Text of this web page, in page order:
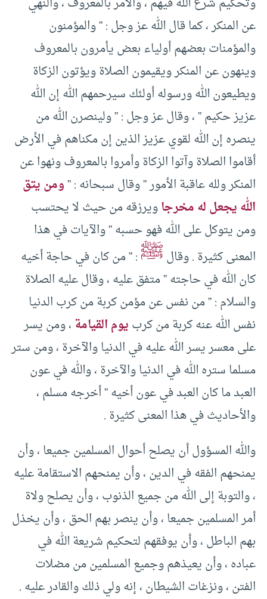
عن المنكر ، كما قال الله عز وجل : ” والمؤمنون
والمؤمنات بعضهم أولياء بعض يأمرون بالمعروف
وينهون عن المنكر ويقيمون الصلاة ويؤتون الزكاة
ويطيعون الله ورسوله أولئك سيرحمهم الله إن الله
عزيز حكيم ” ، وقال عز وجل : ” ولينصرن الله من
ينصره إن الله لقوي عزيز الذين إن مكناهم في الأرض
أقاموا الصلاة وآتوا الزكاة وأمروا بالمعروف ونهوا عن
المنكر ولله عاقبة الأمور ” وقال سبحانه : ”ومن يتق
الله يجعل له مخرجاويرزقه من حيث لا يحتسب
ومن يتوكل على الله فهو حسبه ” والآيات في هذا
المعنى كثيرة . وقالﷺ: ” من كان في حاجة أخيه
كان الله في حاجته ” متفق عليه ، وقال عليه الصلاة
والسلام : ” من نفس عن مؤمن كربة من كرب الدنيا
نفس الله عنه كربة من كربيوم القيامة، ومن يسر
على معسر يسر الله عليه في الدنيا والآخرة ، ومن ستر
مسلما ستره الله في الدنيا والآخرة ، والله في عون
العبد ما كان العبد في عون أخيه ” أخرجه مسلم ،
والأحاديث في هذا المعنى كثيرة .
والله المسؤول أن يصلح أحوال المسلمين جميعا ، وأن
يمنحهم الفقه في الدين ، وأن يمنحهم الاستقامة عليه
، والتوبة إلى الله من جميع الذنوب ، وأن يصلح ولاة
أمر المسلمين جميعا ، وأن ينصر بهم الحق ، وأن يخذل
بهم الباطل ، وأن يوفقهم لتحكيم شريعة الله في
عباده ، وأن يعيذهم وجميع المسلمين من مضلات
الفتن ، ونزغات الشيطان ، إنه ولي ذلك والقادر عليه .